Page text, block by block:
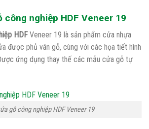
công nghiệp HDF Veneer 19
HDFVeneer 19 là sản phẩm cửa nhựa
được phủ vân gỗ, cùng với các họa tiết hình
ứng dụng thay thế các mẫu cửa gỗ tự
gỗ công nghiệp HDF Veneer 19